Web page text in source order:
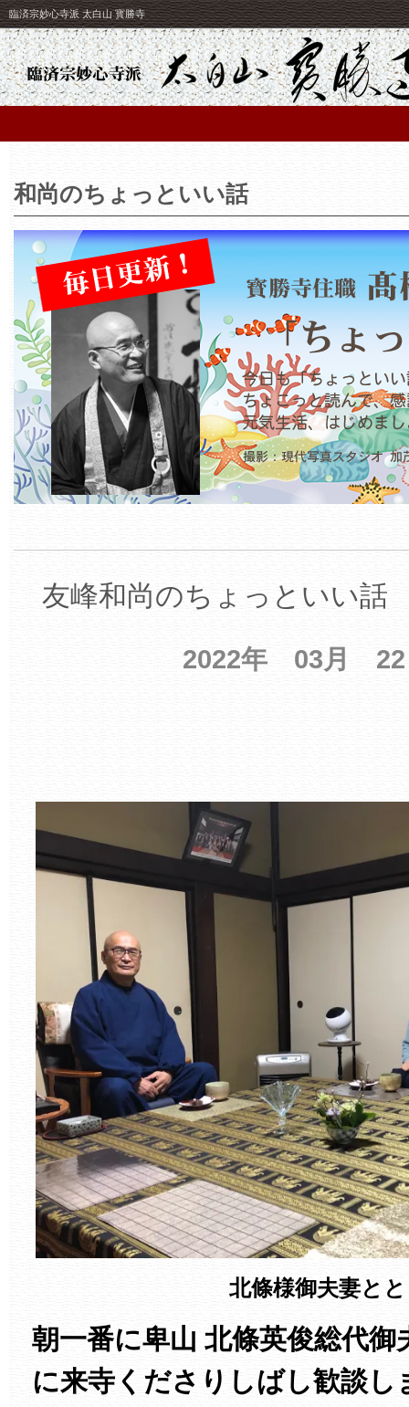
臨済宗妙心寺派 太白山 寳勝寺
和尚のちょっといい話
友峰和尚のちょっといい話
2022年 03月
北條様御夫妻と
朝一番に卑山 北條英俊総代御
に来寺くださりしばし歓談し